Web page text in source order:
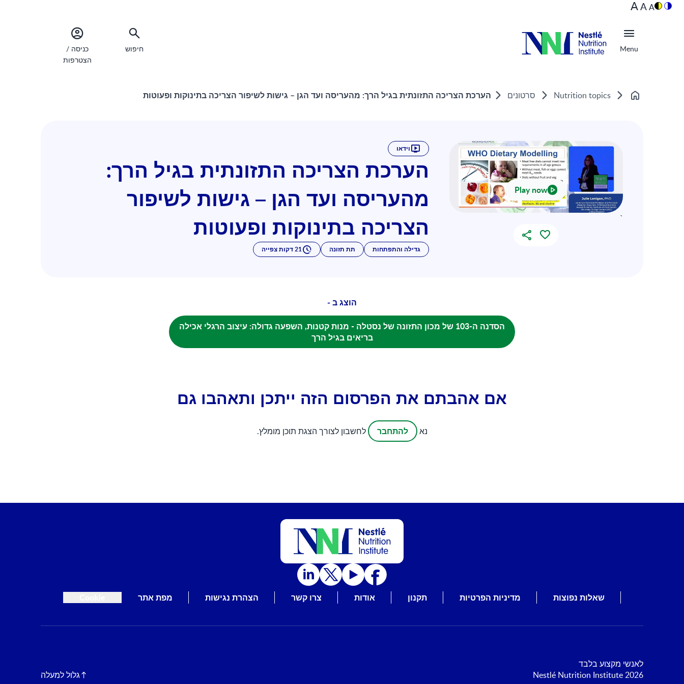
A
A
A
Menu חיפוש
כניסה /
הצטרפות
Home
Nutrition topics סרטונים הערכת הצריכה התזונתית בגיל הרך: מהעריסה ועד הגן – גישות לשיפור הצריכה בתינוקות ופעוטות
Play now
`
וידאו
הערכת הצריכה התזונתית בגיל הרך:
מהעריסה ועד הגן – גישות לשיפור
הצריכה בתינוקות ופעוטות
גדילה והתפתחות תת תזונה 21 דקות צפייה
הוצג ב -
הסדנה ה-103 של מכון התזונה של נסטלה - מנות קטנות, השפעה גדולה: עיצוב הרגלי אכילה
בריאים בגיל הרך
אם אהבתם את הפרסום הזה ייתכן ותאהבו גם
נא להתחבר לחשבון לצורך הצגת תוכן מומלץ.
שאלות נפוצות מדיניות הפרטיות תקנון אודות צרו קשר הצהרת נגישות מפת אתר
לאנשי מקצוע בלבד
2026 Nestlé Nutrition Institute
גלול למעלה